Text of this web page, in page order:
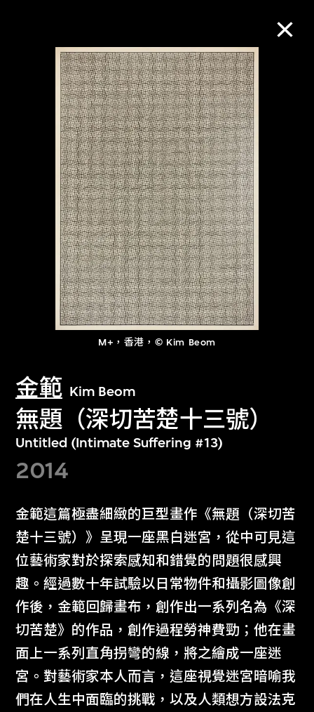
M+，香港，© Kim Beom
金範 Kim Beom
無題（深切苦楚十三號）
Untitled (Intimate Suffering #13)
2014
金範這篇極盡細緻的巨型畫作《無題（深切苦
楚十三號）》呈現一座黑白迷宮，從中可見這
位藝術家對於探索感知和錯覺的問題很感興
趣。經過數十年試驗以日常物件和攝影圖像創
作後，金範回歸畫布，創作出一系列名為《深
切苦楚》的作品，創作過程勞神費勁；他在畫
面上一系列直角拐彎的線，將之繪成一座迷
宮。對藝術家本人而言，這座視覺迷宮暗喻我
們在人生中面臨的挑戰，以及人類想方設法克
M+藏品
進一步篩選
關於M+藏品
探索世界頂級的二十及二十一世紀視覺
文化藏品。